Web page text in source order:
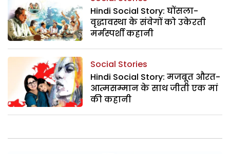
Hindi Social Story: घोंसला-
वृद्धावस्था के संवेगों को उकेरती
मर्मस्पर्शी कहानी
Social Stories
Hindi Social Story: मजबूत औरत-
आत्मसम्मान के साथ जीती एक मां
की कहानी